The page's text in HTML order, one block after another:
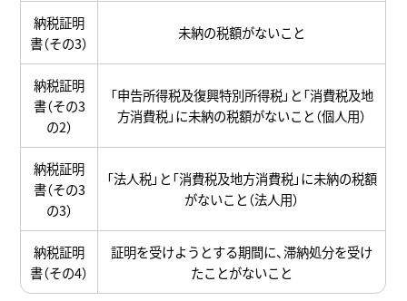
納税証明
書（その3）
未納の税額がないこと
納税証明
書（その3
の2）
「申告所得税及復興特別所得税」と「消費税及地
方消費税」に未納の税額がないこと（個人用）
納税証明
書（その3
の3）
「法人税」と「消費税及地方消費税」に未納の税額
がないこと（法人用）
納税証明
書（その4）
証明を受けようとする期間に、滞納処分を受け
たことがないこと